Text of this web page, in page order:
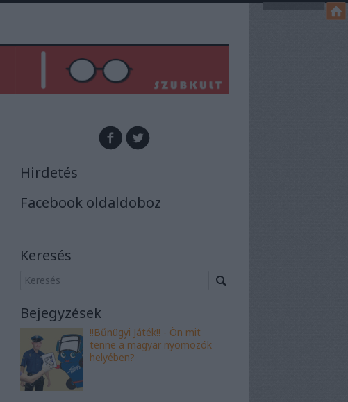
Hirdetés
Facebook oldaldoboz
Keresés
Bejegyzések
!!Bűnügyi Játék!! - Ön mit
tenne a magyar nyomozók
helyében?